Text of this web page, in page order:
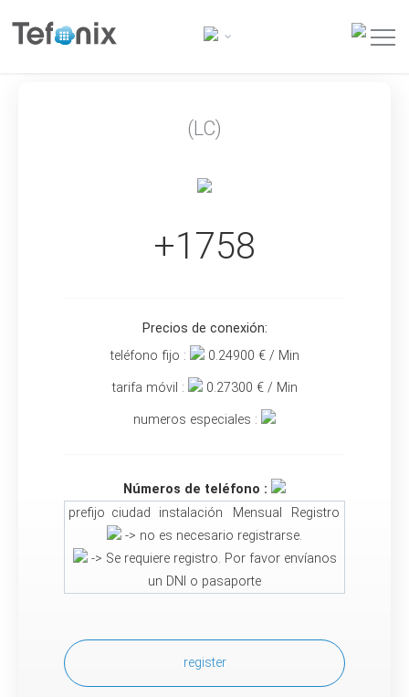
(LC)
+1758
Precios de conexión:
teléfono fijo :
0.24900 € / Min
tarifa móvil : 0.27300 € / Min
numeros especiales :
Números de teléfono :
prefijo ciudad instalación Mensual
Registro
-> no es necesario registrarse.
-> Se requiere registro. Por favor envíanos
un DNI o pasaporte
register